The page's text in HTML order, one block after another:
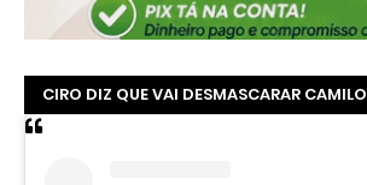
CIRO DIZ QUE VAI DESMASCARAR CAMILO